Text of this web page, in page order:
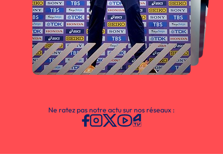
Ne ratez pas notre actu sur nos réseaux :